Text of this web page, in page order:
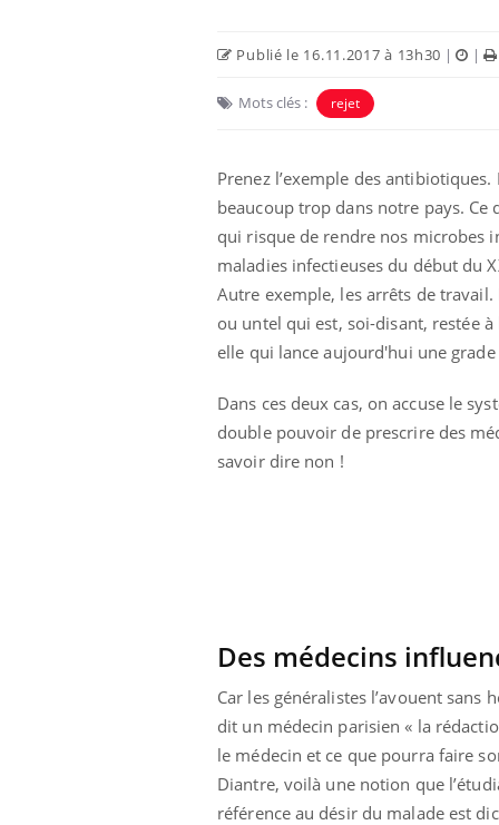
Publié le 16.11.2017 à 13h30 | |
Mots clés : rejet
Prenez l’exemple des
beaucoup trop dans notre pays.
qui risque de rendre nos microbes
maladies infectieuses du début du
Autre exemple, les arrêts de
ou untel qui est, soi-disant, restée
elle qui lance aujourd'hui une
Dans ces deux cas, on accuse le
double pouvoir de prescrire des
savoir dire non !
Des médecins
Car les généralistes l’avouent
dit un médecin parisien « la
le médecin et ce que pourra faire
Diantre, voilà une notion que
référence au désir du malade est